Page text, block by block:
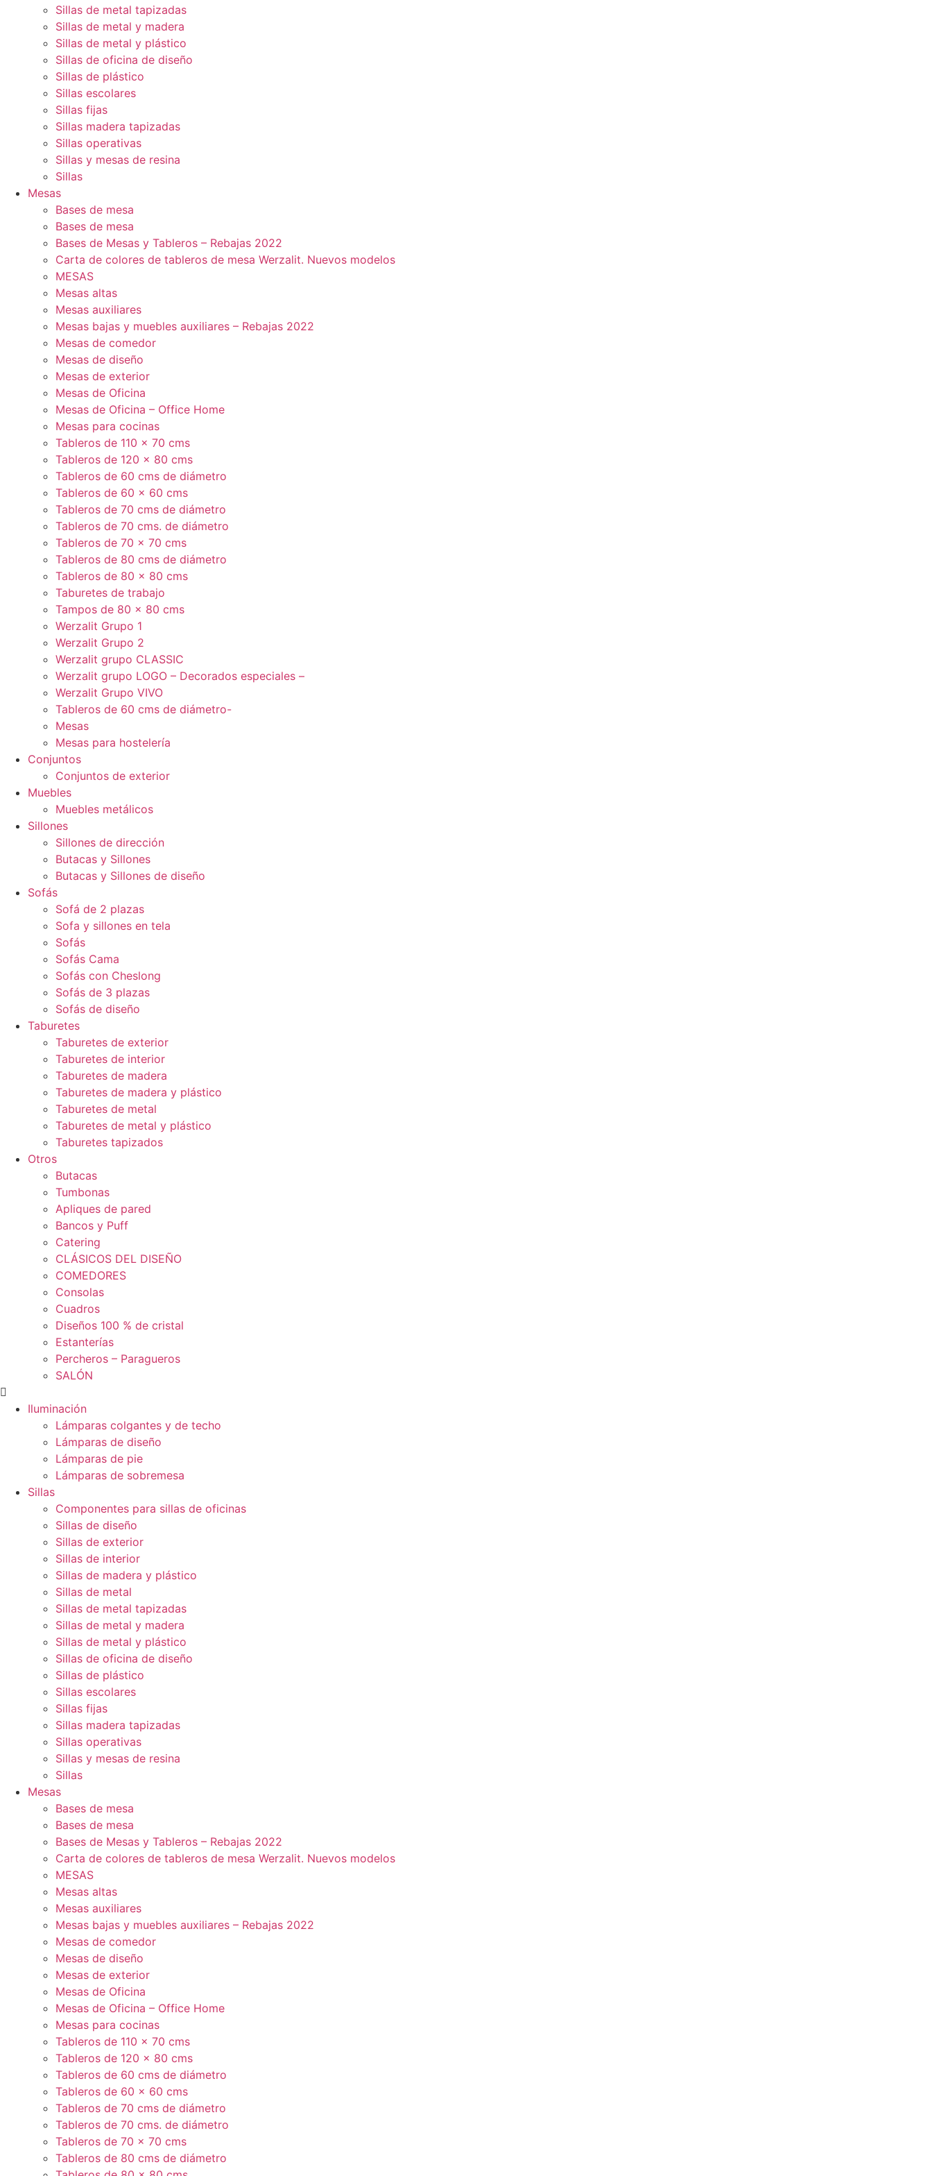
Sillas de metal tapizadas
Sillas de metal y madera
Sillas de metal y plástico
Sillas de oficina de diseño
Sillas de plástico
Sillas escolares
Sillas fijas
Sillas madera tapizadas
Sillas operativas
Sillas y mesas de resina
Sillas
Mesas
Bases de mesa
Bases de mesa
Bases de Mesas y Tableros – Rebajas 2022
Carta de colores de tableros de mesa Werzalit. Nuevos modelos
MESAS
Mesas altas
Mesas auxiliares
Mesas bajas y muebles auxiliares – Rebajas 2022
Mesas de comedor
Mesas de diseño
Mesas de exterior
Mesas de Oficina
Mesas de Oficina – Office Home
Mesas para cocinas
Tableros de 110 x 70 cms
Tableros de 120 x 80 cms
Tableros de 60 cms de diámetro
Tableros de 60 x 60 cms
Tableros de 70 cms de diámetro
Tableros de 70 cms. de diámetro
Tableros de 70 x 70 cms
Tableros de 80 cms de diámetro
Tableros de 80 x 80 cms
Taburetes de trabajo
Tampos de 80 x 80 cms
Werzalit Grupo 1
Werzalit Grupo 2
Werzalit grupo CLASSIC
Werzalit grupo LOGO – Decorados especiales –
Werzalit Grupo VIVO
Tableros de 60 cms de diámetro-
Mesas
Mesas para hostelería
Conjuntos
Conjuntos de exterior
Muebles
Muebles metálicos
Sillones
Sillones de dirección
Butacas y Sillones
Butacas y Sillones de diseño
Sofás
Sofá de 2 plazas
Sofa y sillones en tela
Sofás
Sofás Cama
Sofás con Cheslong
Sofás de 3 plazas
Sofás de diseño
Taburetes
Taburetes de exterior
Taburetes de interior
Taburetes de madera
Taburetes de madera y plástico
Taburetes de metal
Taburetes de metal y plástico
Taburetes tapizados
Otros
Butacas
Tumbonas
Apliques de pared
Bancos y Puff
Catering
CLÁSICOS DEL DISEÑO
COMEDORES
Consolas
Cuadros
Diseños 100 % de cristal
Estanterías
Percheros – Paragueros
SALÓN
Iluminación
Lámparas colgantes y de techo
Lámparas de diseño
Lámparas de pie
Lámparas de sobremesa
Sillas
Componentes para sillas de oficinas
Sillas de diseño
Sillas de exterior
Sillas de interior
Sillas de madera y plástico
Sillas de metal
Sillas de metal tapizadas
Sillas de metal y madera
Sillas de metal y plástico
Sillas de oficina de diseño
Sillas de plástico
Sillas escolares
Sillas fijas
Sillas madera tapizadas
Sillas operativas
Sillas y mesas de resina
Sillas
Mesas
Bases de mesa
Bases de mesa
Bases de Mesas y Tableros – Rebajas 2022
Carta de colores de tableros de mesa Werzalit. Nuevos modelos
MESAS
Mesas altas
Mesas auxiliares
Mesas bajas y muebles auxiliares – Rebajas 2022
Mesas de comedor
Mesas de diseño
Mesas de exterior
Mesas de Oficina
Mesas de Oficina – Office Home
Mesas para cocinas
Tableros de 110 x 70 cms
Tableros de 120 x 80 cms
Tableros de 60 cms de diámetro
Tableros de 60 x 60 cms
Tableros de 70 cms de diámetro
Tableros de 70 cms. de diámetro
Tableros de 70 x 70 cms
Tableros de 80 cms de diámetro